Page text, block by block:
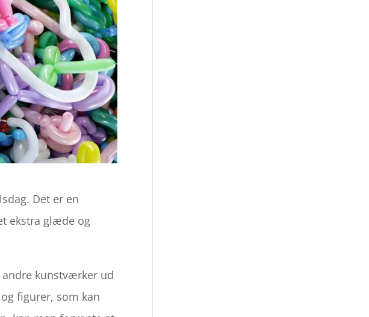
Det er en
ekstra glæde og
kunstværker ud
figurer, som kan